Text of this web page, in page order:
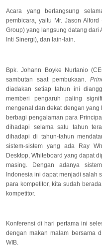
Acara yang berlangsung
pembicara, yaitu Mr. Jason
Group) yang langsung datang dari
Inti Sinergi), dan lain-lain.
Bpk. Johann Boyke Nurtanio
sambutan saat pembukaan.
diadakan setiap tahun ini
memberi pengaruh paling
mengenal dan dekat dengan
berbagi pengalaman para
dihadapi selama satu tahun
dihadapi di tahun-tahun
sistem-sistem yang ada Ray
Desktop, Whiteboard yang dapat
masing. Dengan adanya
Indonesia ini dapat menjadi salah
para kompetitor, kita sudah
kompetitor.
Konferensi di hari pertama ini
dengan makan malam bersama
WIB.